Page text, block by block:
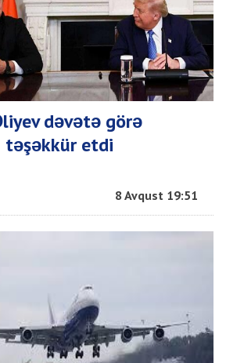
dəvətə görə
təşəkkür etdi
8 Avqust 19:51